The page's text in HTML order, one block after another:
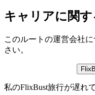
キャリアに関
このルートの運営会社
さい。
私のFlixBust旅行が遅れ